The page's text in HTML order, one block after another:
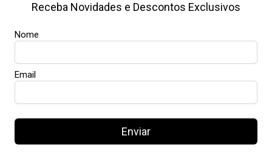
Receba Novidades e Descontos Exclusivos
Nome
Email
Enviar